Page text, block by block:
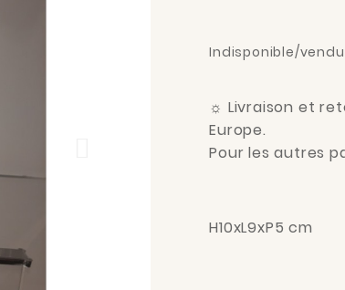
Indisponible/
☼ Livraison et
Europe.
Pour les autres
H10xL9xP5 cm